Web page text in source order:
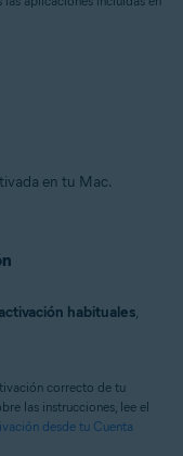
en tu Mac.
habituales,
correcto de tu
las instrucciones, lee el
desde tu Cuenta